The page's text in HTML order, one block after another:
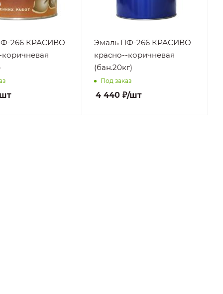
моющих
266 КРАСИВО
воды, Легкой
с применением
неабразивных
бытовых моющих
средств,
Умеренным
эксплуатационным
Эмаль ПФ-266 КРАСИВО
красно--коричневая
(бан.20кг)
Под заказ
4 440 ₽/шт